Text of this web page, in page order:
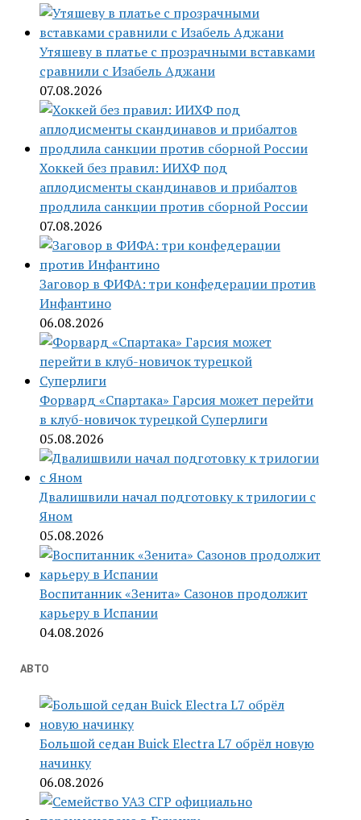
Утяшеву в платье с прозрачными вставками
сравнили с Изабель Аджани
07.08.2026
Хоккей без правил: ИИХФ под
аплодисменты скандинавов и прибалтов
продлила санкции против сборной России
07.08.2026
Заговор в ФИФА: три конфедерации против
Инфантино
06.08.2026
Форвард «Спартака» Гарсия может перейти
в клуб-новичок турецкой Суперлиги
05.08.2026
Двалишвили начал подготовку к трилогии с
Яном
05.08.2026
Воспитанник «Зенита» Сазонов продолжит
карьеру в Испании
04.08.2026
АВТО
Большой седан Buick Electra L7 обрёл новую
начинку
06.08.2026